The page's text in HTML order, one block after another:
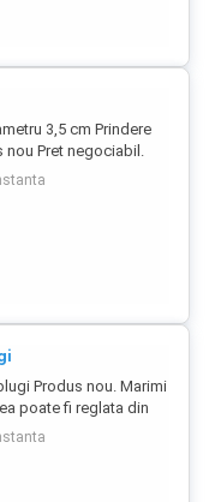
3,5 cm Prindere
nou Pret negociabil.
Produs nou. Marimi
poate fi reglata din
la cumparator